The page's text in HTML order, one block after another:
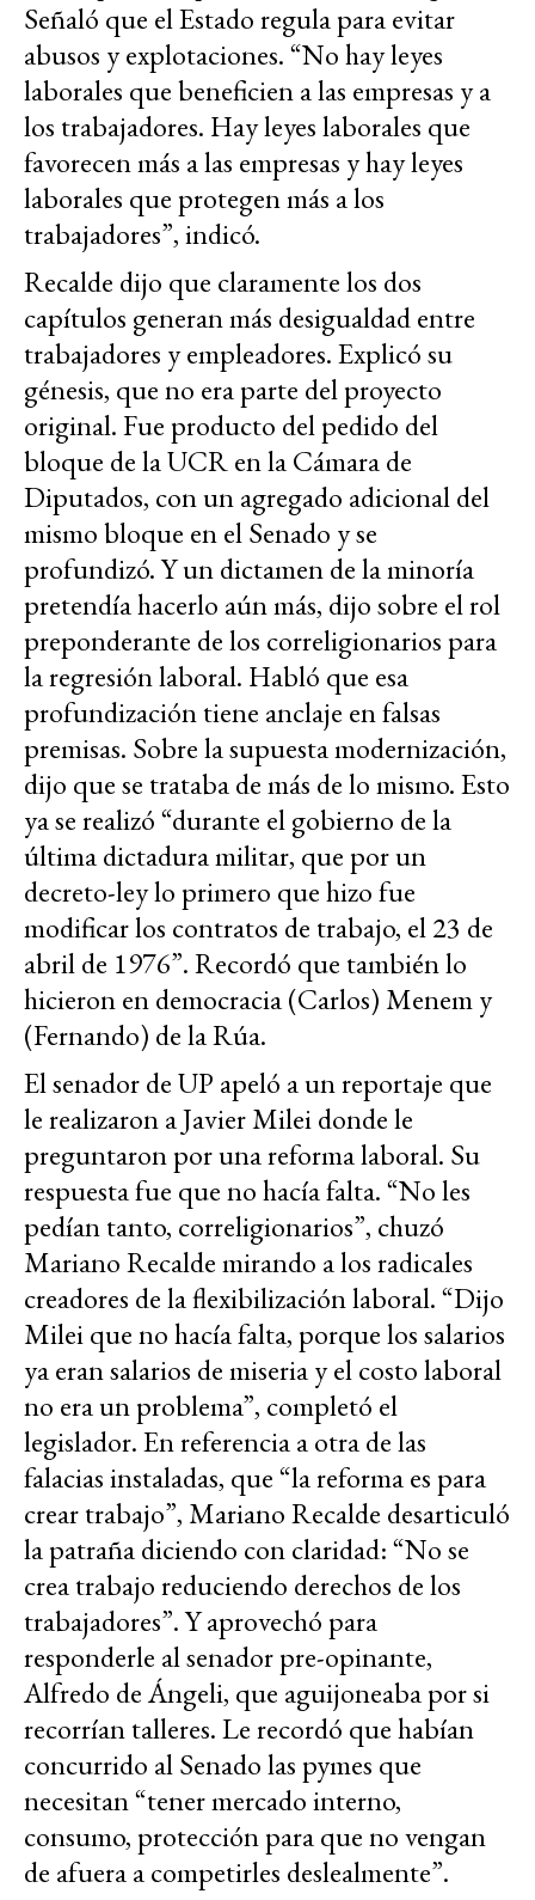
Señaló que el Estado regula para evitar
abusos y explotaciones. “No hay leyes
laborales que beneficien a las empresas y a
los trabajadores. Hay leyes laborales que
favorecen más a las empresas y hay leyes
laborales que protegen más a los
trabajadores”, indicó.
Recalde dijo que claramente los dos
capítulos generan más desigualdad entre
trabajadores y empleadores. Explicó su
génesis, que no era parte del proyecto
original. Fue producto del pedido del
bloque de la UCR en la Cámara de
Diputados, con un agregado adicional del
mismo bloque en el Senado y se
profundizó. Y un dictamen de la minoría
pretendía hacerlo aún más, dijo sobre el rol
preponderante de los correligionarios para
la regresión laboral. Habló que esa
profundización tiene anclaje en falsas
premisas. Sobre la supuesta modernización,
dijo que se trataba de más de lo mismo. Esto
ya se realizó “durante el gobierno de la
última dictadura militar, que por un
decreto-ley lo primero que hizo fue
modificar los contratos de trabajo, el 23 de
abril de 1976”. Recordó que también lo
hicieron en democracia (Carlos) Menem y
(Fernando) de la Rúa.
El senador de UP apeló a un reportaje que
le realizaron a Javier Milei donde le
preguntaron por una reforma laboral. Su
respuesta fue que no hacía falta. “No les
pedían tanto, correligionarios”, chuzó
Mariano Recalde mirando a los radicales
creadores de la flexibilización laboral. “Dijo
Milei que no hacía falta, porque los salarios
ya eran salarios de miseria y el costo laboral
no era un problema”, completó el
legislador. En referencia a otra de las
falacias instaladas, que “la reforma es para
crear trabajo”, Mariano Recalde desarticuló
la patraña diciendo con claridad: “No se
crea trabajo reduciendo derechos de los
trabajadores”. Y aprovechó para
responderle al senador pre-opinante,
Alfredo de Ángeli, que aguijoneaba por si
recorrían talleres. Le recordó que habían
concurrido al Senado las pymes que
necesitan “tener mercado interno,
consumo, protección para que no vengan
de afuera a competirles deslealmente”.